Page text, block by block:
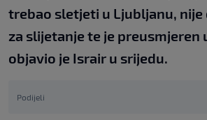
trebao sletjeti u Ljubljanu,
za slijetanje te je preusmjeren
objavio je Israir u srijedu.
Podijeli